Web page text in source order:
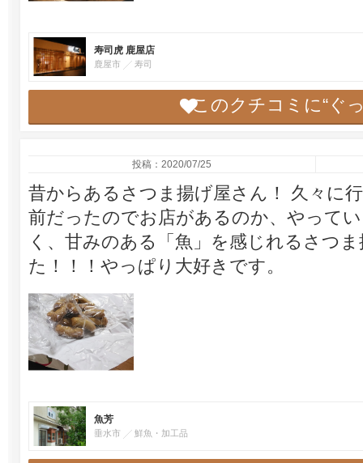
寿司虎 鹿屋店
鹿屋市 寿司
このクチコミに“ぐ
投稿：2020/07/25
昔からあるさつま揚げ屋さん！ 久々に
前だったのでお店があるのか、やって
く、甘みのある「魚」を感じれるさつ
た！！！やっぱり大好きです。
魚芳
垂水市 鮮魚・加工品